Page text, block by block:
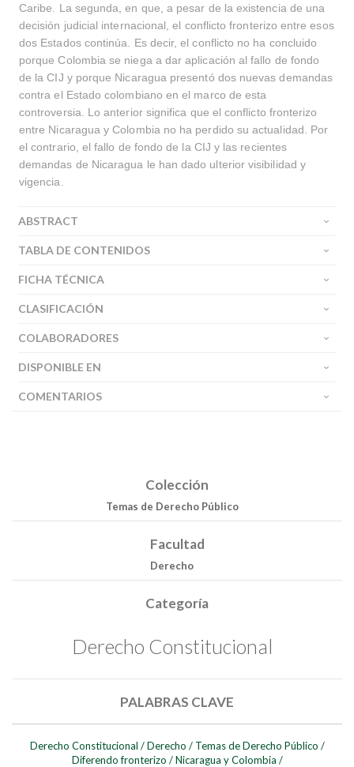
Buscar
Caribe. La segunda, en que, a pesar de la existencia de una
decisión judicial internacional, el conflicto fronterizo entre esos
dos Estados continúa. Es decir, el conflicto no ha concluido
porque Colombia se niega a dar aplicación al fallo de fondo
de la CIJ y porque Nicaragua presentó dos nuevas demandas
contra el Estado colombiano en el marco de esta
controversia. Lo anterior significa que el conflicto fronterizo
entre Nicaragua y Colombia no ha perdido su actualidad. Por
el contrario, el fallo de fondo de la CIJ y las recientes
demandas de Nicaragua le han dado ulterior visibilidad y
vigencia.
ABSTRACT
TABLA DE CONTENIDOS
FICHA TÉCNICA
CLASIFICACIÓN
COLABORADORES
DISPONIBLE EN
COMENTARIOS
Colección
Temas de Derecho Público
Facultad
Derecho
Categoría
Derecho Constitucional
PALABRAS CLAVE
Derecho Constitucional / Derecho / Temas de Derecho Público /
Diferendo fronterizo / Nicaragua y Colombia /